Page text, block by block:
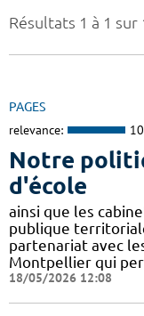
Résultats 1 à 1 sur
PAGES
relevance:
Notre
d'école
ainsi que les
publique
partenariat avec
Montpellier qui
18/05/2026 12:08